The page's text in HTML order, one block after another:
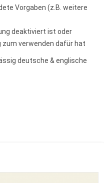
Vorgaben (z.B. weitere
deaktiviert ist oder
zum verwenden dafür hat
deutsche & englische